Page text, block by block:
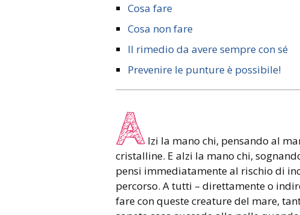
Cosa fare
Cosa non fare
Il rimedio da avere sempre con sé
Prevenire le punture è possibile!
A lzi la mano chi, pensando al
cristalline. E alzi la mano chi,
pensi immediatamente al rischio di
percorso. A tutti – direttamente o
fare con queste creature del mare,